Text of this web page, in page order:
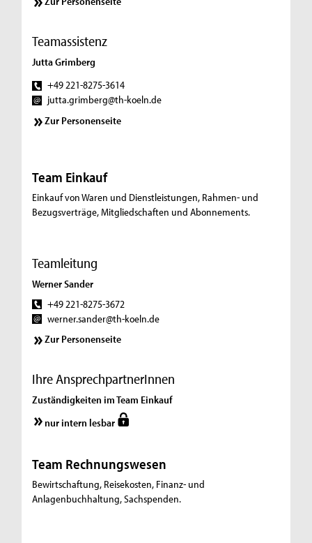
Teamassistenz
Jutta Grimberg
+49 221-8275-3614
jutta.grimberg@th-koeln.de
Zur Personenseite
Team Einkauf
Einkauf von Waren und Dienstleistungen, Rahmen- und
Bezugsverträge, Mitgliedschaften und Abonnements.
Teamleitung
Werner Sander
+49 221-8275-3672
werner.sander@th-koeln.de
Zur Personenseite
Ihre AnsprechpartnerInnen
Zuständigkeiten im Team Einkauf
nur intern lesbar
Team Rechnungswesen
Bewirtschaftung, Reisekosten, Finanz- und
Anlagenbuchhaltung, Sachspenden.